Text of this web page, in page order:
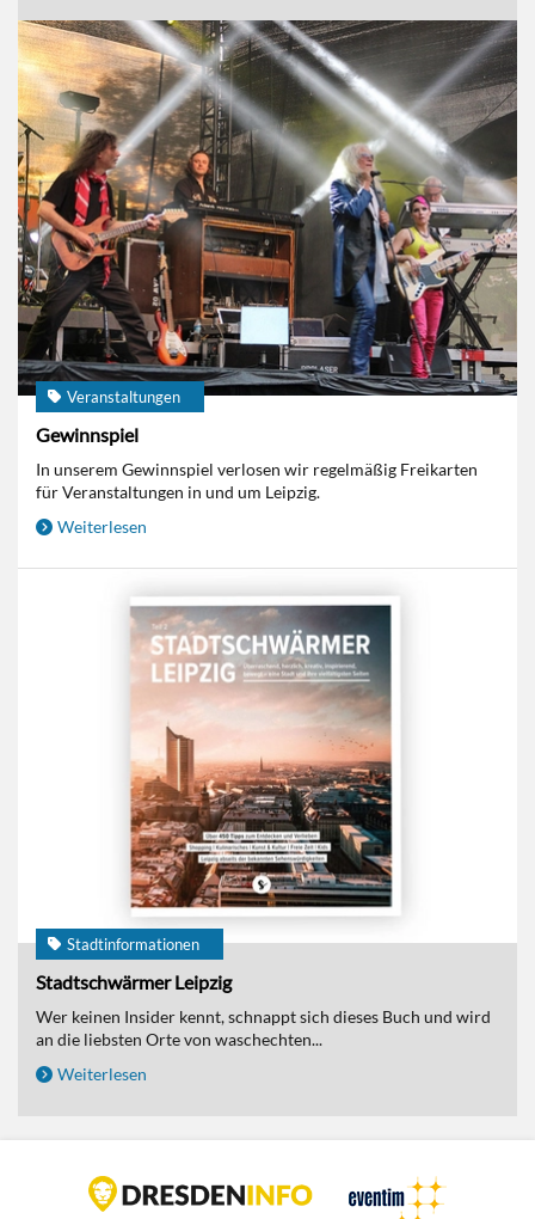
Veranstaltungen
Gewinnspiel
In unserem Gewinnspiel verlosen wir regelmäßig Freikarten
für Veranstaltungen in und um Leipzig.
Weiterlesen
Stadtinformationen
Stadtschwärmer Leipzig
Wer keinen Insider kennt, schnappt sich dieses Buch und wird
an die liebsten Orte von waschechten...
Weiterlesen